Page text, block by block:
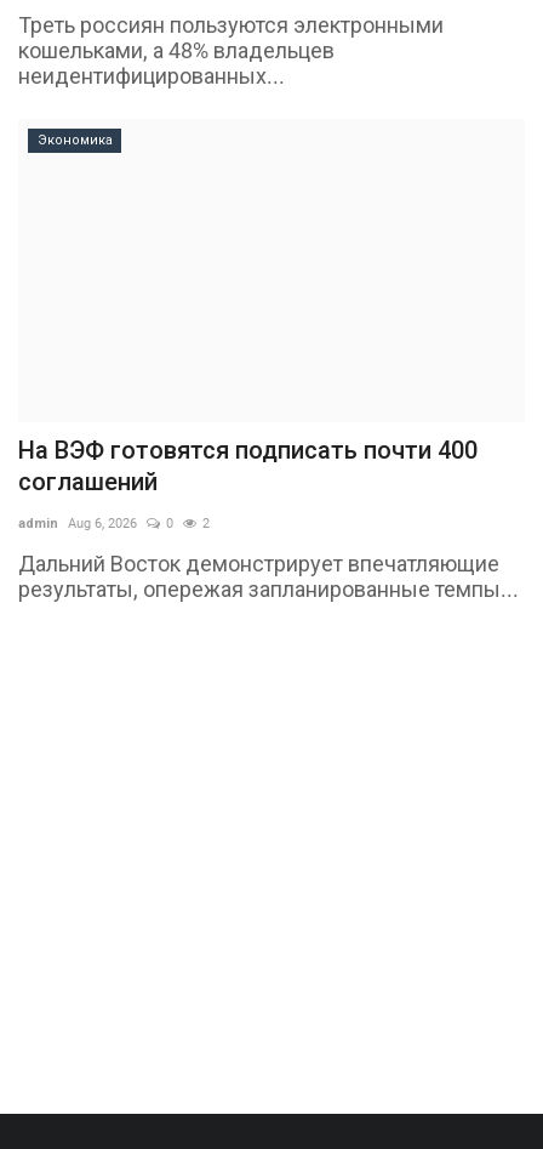
Треть россиян пользуются электронными
кошельками, а 48% владельцев
неидентифицированных...
Экономика
На ВЭФ готовятся подписать почти 400
соглашений
admin Aug 6, 2026 0 2
Дальний Восток демонстрирует впечатляющие
результаты, опережая запланированные темпы...